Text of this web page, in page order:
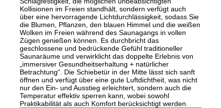
Kollisionen im Freien standhält, sondern verfügt auch
über eine hervorragende Lichtdurchlässigkeit, sodass Sie
die Blumen, Pflanzen, den blauen Himmel und die weißen
Wolken im Freien während des Saunagangs in vollen
Zügen genießen können. Es durchbricht das
geschlossene und bedrückende Gefühl traditioneller
Saunaräume und verwirklicht das doppelte Erlebnis von
„immersiver Gesundheitserhaltung + natürlicher
Betrachtung“. Die Schiebetür in der Mitte lässt sich sanft
öffnen und verfügt über eine gute Luftdichtheit, was nicht
nur den Ein- und Ausstieg erleichtert, sondern auch die
Temperatur effektiv sperren kann, wobei sowohl
Praktikabilität als auch Komfort berücksichtigt werden.